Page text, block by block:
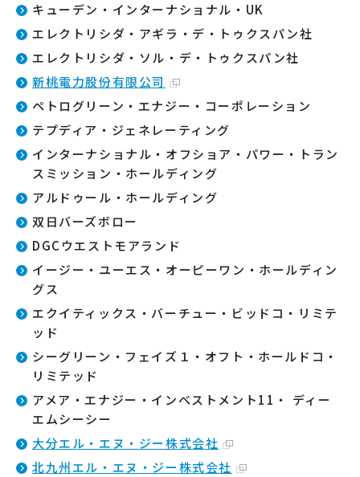
キューデン・インターナショナル・UK
エレクトリシダ・アギラ・デ・トゥクスパン社
エレクトリシダ・ソル・デ・トゥクスパン社
新桃電力股份有限公司
ペトログリーン・エナジー・コーポレーション
テプディア・ジェネレーティング
インターナショナル・オフショア・パワー・トラン
スミッション・ホールディング
アルドゥール・ホールディング
双日バーズボロー
DGCウエストモアランド
イージー・ユーエス・オーピーワン・ホールディン
グス
エクイティックス・バーチュー・ビッドコ・リミテ
ッド
シーグリーン・フェイズ１・オフト・ホールドコ・
リミテッド
アメア・エナジー・インベストメント11・ ディー
エムシーシー
大分エル・エヌ・ジー株式会社
北九州エル・エヌ・ジー株式会社